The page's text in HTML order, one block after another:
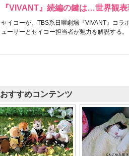
『VIVANT』続編の鍵は…世界観
セイコーが、TBS系日曜劇場『VIVANT』コラ
ューサーとセイコー担当者が魅力を解説する。
おすすめコンテンツ